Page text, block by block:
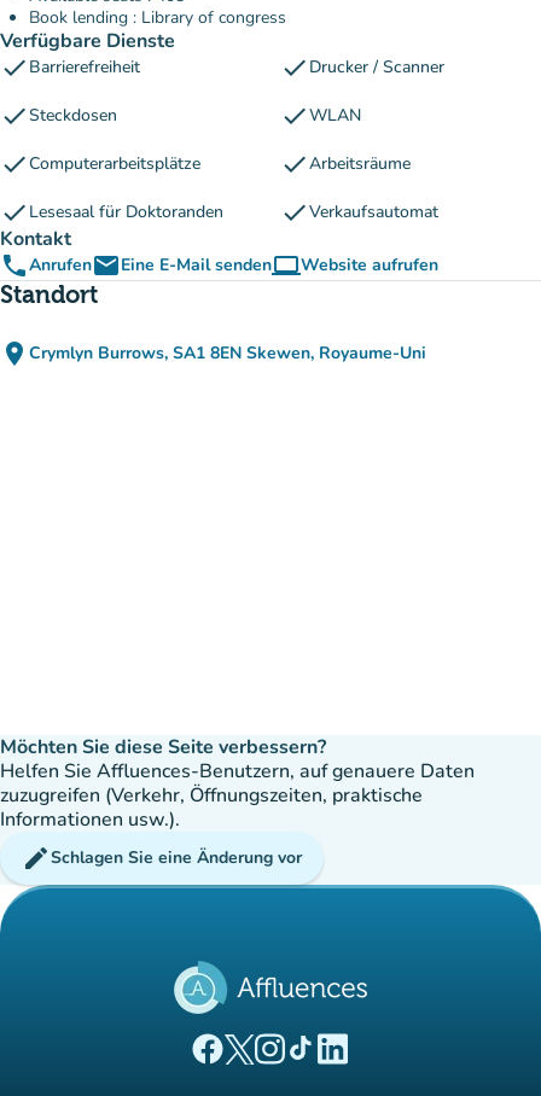
Book lending : Library of congress
Verfügbare Dienste
check Barrierefreiheit check Drucker / Scanner
checkSteckdosen checkWLAN
checkComputerarbeitsplätze checkArbeitsräume
check Lesesaal für Doktoranden checkVerkaufsautomat
Kontakt
phoneAnrufenemailEine E-Mail sendencomputerWebsite aufrufen
(new tab)
Standort
place Crymlyn Burrows, SA1 8EN Skewen, Royaume-Uni
(in Google Maps öffnen)
(new tab)
Möchten Sie diese Seite verbessern?
Helfen Sie Affluences-Benutzern, auf genauere Daten
zuzugreifen (Verkehr, Öffnungszeiten, praktische
Informationen usw.).
editSchlagen Sie eine Änderung vor
(new tab)
(new tab)
(new tab)(new tab)